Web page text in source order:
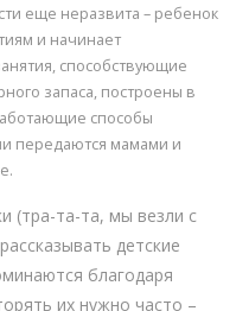
еще неразвита – ребенок
и начинает
способствующие
запаса, построены в
способы
передаются мамами и
(тра-та-та, мы везли с
детские
благодаря
их нужно часто –